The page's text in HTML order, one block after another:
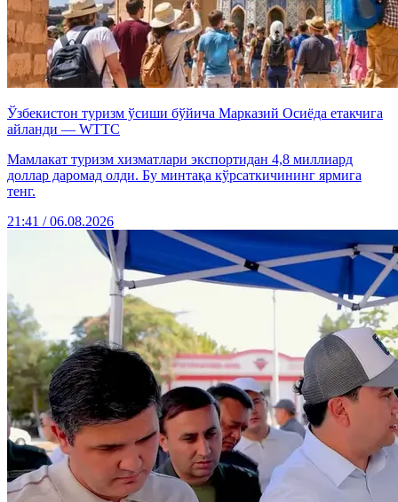
Ўзбекистон туризм ўсиши бўйича Марказий Осиёда етакчига
айланди — WTTC
Мамлакат туризм хизматлари экспортидан 4,8 миллиард
доллар даромад олди. Бу минтақа кўрсаткичининг ярмига
тенг.
21:41 / 06.08.2026